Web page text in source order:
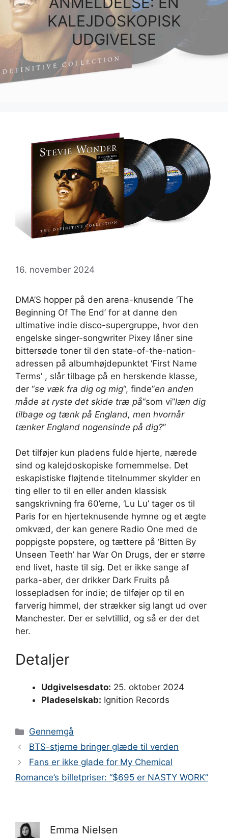
KALEJDOSKOPISK
UDGIVELSE
16. november 2024
DMA’S hopper på den arena-knusende ‘The
Beginning Of The End’ for at danne den
ultimative indie disco-supergruppe, hvor den
engelske singer-songwriter Pixey låner sine
bittersøde toner til den state-of-the-nation-
adressen på albumhøjdepunktet ‘First Name
Terms’ , slår tilbage på en herskende klasse,
der “se væk fra dig og mig“, finde”en anden
måde at ryste det skide træ på“som vi”læn dig
tilbage og tænk på England, men hvornår
tænker England nogensinde på dig?”
Det tilføjer kun pladens fulde hjerte, nærede
sind og kalejdoskopiske fornemmelse. Det
eskapistiske fløjtende titelnummer skylder en
ting eller to til en eller anden klassisk
sangskrivning fra 60’erne, ‘Lu Lu’ tager os til
Paris for en hjerteknusende hymne og et ægte
omkvæd, der kan genere Radio One med de
poppigste popstere, og tættere på ‘Bitten By
Unseen Teeth’ har War On Drugs, der er større
end livet, haste til sig. Det er ikke sange af
parka-aber, der drikker Dark Fruits på
lossepladsen for indie; de tilføjer op til en
farverig himmel, der strækker sig langt ud over
Manchester. Der er selvtillid, og så er der det
her.
Detaljer
Udgivelsesdato: 25. oktober 2024
Pladeselskab: Ignition Records
Kategorier
Gennemgå
BTS-stjerne bringer glæde til verden
Fans er ikke glade for My Chemical
Romance’s billetpriser: “$695 er NASTY WORK”
Emma Nielsen